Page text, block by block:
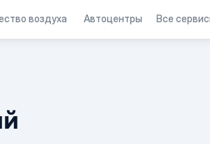
воздуха Автоцентры Все